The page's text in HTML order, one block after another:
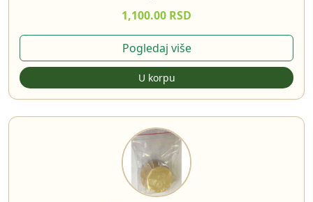
1,100.00 RSD
Pogledaj više
U korpu